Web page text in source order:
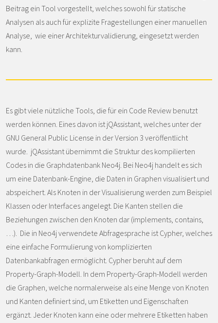
Beitrag ein Tool vorgestellt, welches sowohl für statische
Analysen als auch für explizite Fragestellungen einer manuellen
Analyse, wie einer Architekturvalidierung, eingesetzt werden
kann.
Es gibt viele nützliche Tools, die für ein Code Review benutzt
werden können. Eines davon ist jQAssistant, welches unter der
GNU General Public License in der Version 3 veröffentlicht
wurde. jQAssistant übernimmt die Struktur des kompilierten
Codes in die Graphdatenbank Neo4j. Bei Neo4j handelt es sich
um eine Datenbank-Engine, die Daten in Graphen visualisiert und
abspeichert. Als Knoten in der Visualisierung werden zum Beispiel
Klassen oder Interfaces angelegt. Die Kanten stellen die
Beziehungen zwischen den Knoten dar (implements, contains,
…). Die in Neo4j verwendete Abfragesprache ist Cypher, welches
eine einfache Formulierung von komplizierten
Datenbankabfragen ermöglicht. Cypher beruht auf dem
Property-Graph-Modell. In dem Property-Graph-Modell werden
die Graphen, welche normalerweise als eine Menge von Knoten
und Kanten definiert sind, um Etiketten und Eigenschaften
ergänzt. Jeder Knoten kann eine oder mehrere Etiketten haben